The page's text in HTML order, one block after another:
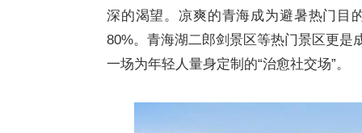
深的渴望。凉爽的青海成为避暑热门目
80%。青海湖二郎剑景区等热门景区更是
一场为年轻人量身定制的“治愈社交场”。